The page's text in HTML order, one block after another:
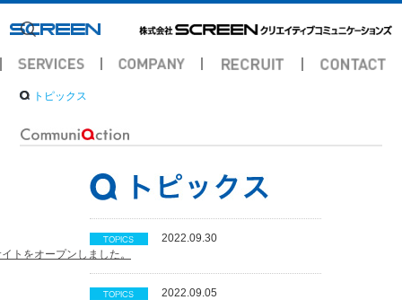
トピックス
2022.09.30
トをオープンしました。
2022.09.05